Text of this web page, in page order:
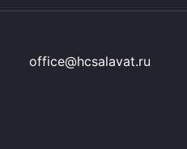
office@hcsalavat.ru